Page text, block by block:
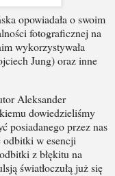
opowiadała o swoim
fotograficznej na
wykorzystywała
Jung) oraz inne
Aleksander
dowiedzieliśmy
posiadanego przez nas
odbitki w esencji
z błękitu na
światłoczułą już się